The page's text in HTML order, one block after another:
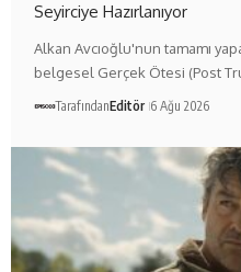
Seyirciye Hazırlanıyor
Alkan Avcıoğlu'nun tamamı
belgesel Gerçek Ötesi (Post
TarafındanEditör 6 Ağu 2026